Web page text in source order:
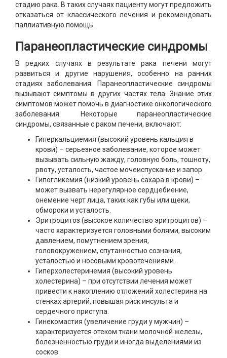
стадию рака. В таких случаях пациенту могут предложить
отказаться от классического лечения и рекомендовать
паллиативную помощь.
Паранеопластические синдромы
В редких случаях в результате рака печени могут
развиться и другие нарушения, особенно на ранних
стадиях заболевания. Паранеопластические синдромы
вызывают симптомы в других частях тела. Знание этих
симптомов может помочь в диагностике онкологического
заболевания. Некоторые паранеопластические
синдромы, связанные с раком печени, включают:
Гиперкальциемия (высокий уровень кальция в
крови) – серьезное заболевание, которое может
вызывать сильную жажду, головную боль, тошноту,
рвоту, усталость, частое мочеиспускание и запор.
Гипогликемия (низкий уровень сахара в крови) –
может вызвать нерегулярное сердцебиение,
онемение черт лица, таких как губы или щеки,
обмороки и усталость.
Эритроцитоз (высокое количество эритроцитов) –
часто характеризуется головными болями, высоким
давлением, помутнением зрения,
головокружением, спутанностью сознания,
усталостью и носовыми кровотечениями.
Гиперхолестеринемия (высокий уровень
холестерина) – при отсутствии лечения может
привести к накоплению отложений холестерина на
стенках артерий, повышая риск инсульта и
сердечного приступа.
Гинекомастия (увеличение груди у мужчин) –
характеризуется отеком ткани молочной железы,
болезненностью груди и иногда выделениями из
сосков.